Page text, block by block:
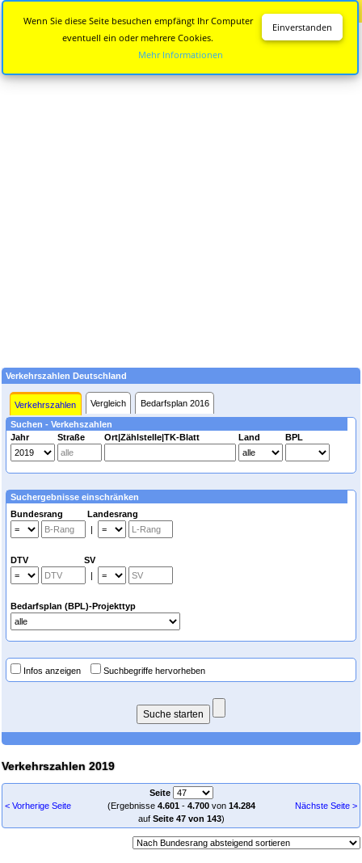
Verkehrszahlen Deutschland
Verkehrszahlen Vergleich Bedarfsplan 2016
Suchen - Verkehszahlen
Jahr
Straße Ort|Zählstelle|TK-Blatt Land BPL
Suchergebnisse einschränken
Bundesrang Landesrang
|
DTV SV
|
Bedarfsplan (BPL)-Projekttyp
Infos anzeigen Suchbegriffe hervorheben
Verkehrszahlen 2019
< Vorherige Seite
Seite
(Ergebnisse 4.601- 4.700von 14.284
auf Seite 47 von 143)
Nächste Seite >
Einverstanden
Wenn Sie diese Seite besuchen empfängt Ihr Computer
eventuell ein oder mehrere Cookies.
Mehr Informationen